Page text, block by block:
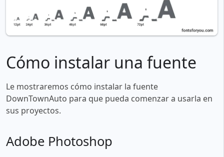
Cómo instalar una fuente
Le mostraremos cómo instalar la fuente
DownTownAuto para que pueda comenzar a usarla en
sus proyectos.
Adobe Photoshop